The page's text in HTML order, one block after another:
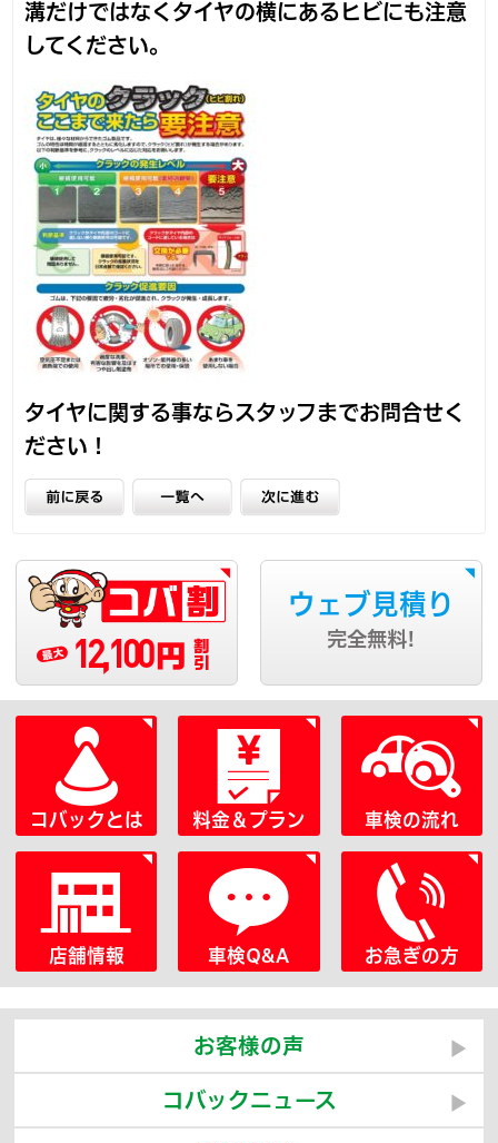
溝だけではなくタイヤの横にあるヒビにも注意
してください。
タイヤに関する事ならスタッフまでお問合せく
ださい！
12,100 円
ウェブ見積り
完全無料!
コバックとは 料金＆プラン 車検の流れ
店舗情報 車検Q&A お急ぎの方
お客様の声
コバックニュース